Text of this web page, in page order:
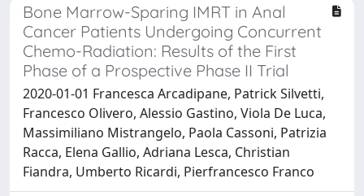
Bone Marrow-Sparing IMRT in Anal
Cancer Patients Undergoing Concurrent
Chemo-Radiation: Results of the First
Phase of a Prospective Phase II Trial
2020-01-01 Francesca Arcadipane, Patrick Silvetti,
Francesco Olivero, Alessio Gastino, Viola De Luca,
Massimiliano Mistrangelo, Paola Cassoni, Patrizia
Racca, Elena Gallio, Adriana Lesca, Christian
Fiandra, Umberto Ricardi, Pierfrancesco Franco